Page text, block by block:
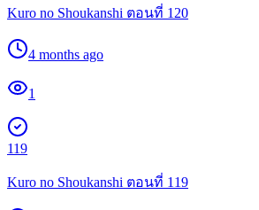
Kuro no Shoukanshi ตอนที่ 120
4 months ago
1
119
Kuro no Shoukanshi ตอนที่ 119